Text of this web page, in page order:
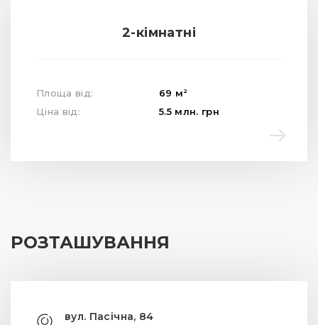
2-кімнатні
Площа від: 69 м 2
Ціна від: 5.5 млн. грн
РОЗТАШУВАННЯ
вул. Пасічна, 84